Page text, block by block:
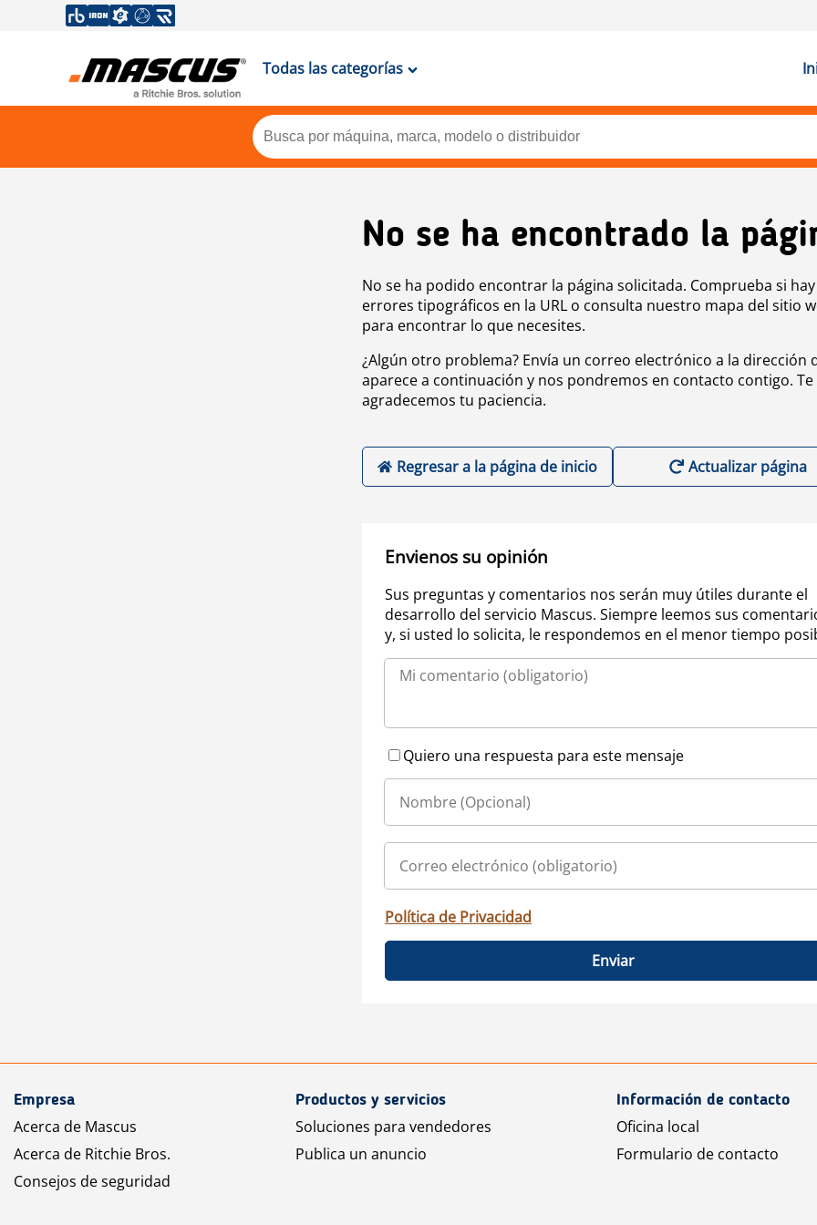
Todas las categorías
No se ha encontrado la
No se ha podido encontrar la página solicitada. Comprueba si hay
errores tipográficos en la URL o consulta nuestro mapa del sitio
para encontrar lo que necesites.
¿Algún otro problema? Envía un correo electrónico a la dirección
aparece a continuación y nos pondremos en contacto contigo. Te
agradecemos tu paciencia.
Regresar a la página de inicio Actualizar página
Envienos su opinión
Sus preguntas y comentarios nos serán muy útiles durante el
desarrollo del servicio Mascus. Siempre leemos sus
y, si usted lo solicita, le respondemos en el menor tiempo
Quiero una respuesta para este mensaje
Política de Privacidad
Enviar
Empresa
Acerca de Mascus
Acerca de Ritchie Bros.
Consejos de seguridad
Productos y servicios
Soluciones para vendedores
Publica un anuncio
Información de contacto
Oficina local
Formulario de contacto